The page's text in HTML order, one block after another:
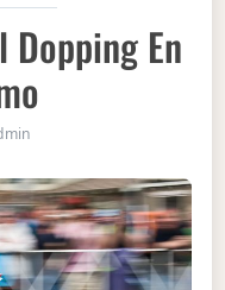
Dopping En